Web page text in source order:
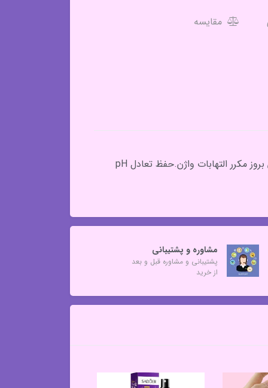
مقایسه
حجم 100 میل.بر طرف کننده بوی نامطبوع.پاک کننده ملایم.حاوی عصاره گیاهان طبیعی.کاهش التهاب، خارش.کاهش بروز مکرر التهابات واژن.حفظ تعادل pH
مشاوره و پشتیبانی
پشتیبانی و مشاوره قبل و بعد
از خرید